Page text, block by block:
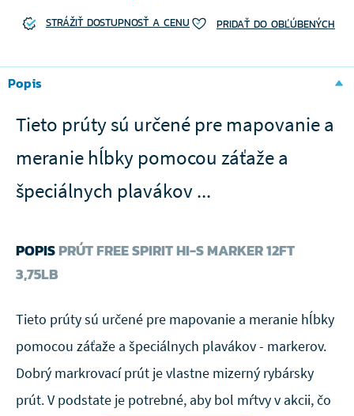
STRÁŽIŤ DOSTUPNOSŤ A CENU PRIDAŤ DO OBĽÚBENÝCH
Popis
Tieto prúty sú určené pre mapovanie a
meranie hĺbky pomocou záťaže a
špeciálnych plavákov ...
POPISPRÚT FREE SPIRIT HI-S MARKER 12FT
3,75LB
Tieto prúty sú určené pre mapovanie a meranie hĺbky
pomocou záťaže a špeciálnych plavákov - markerov.
Dobrý markrovací prút je vlastne mizerný rybársky
prút. V podstate je potrebné, aby bol mŕtvy v akcii, čo